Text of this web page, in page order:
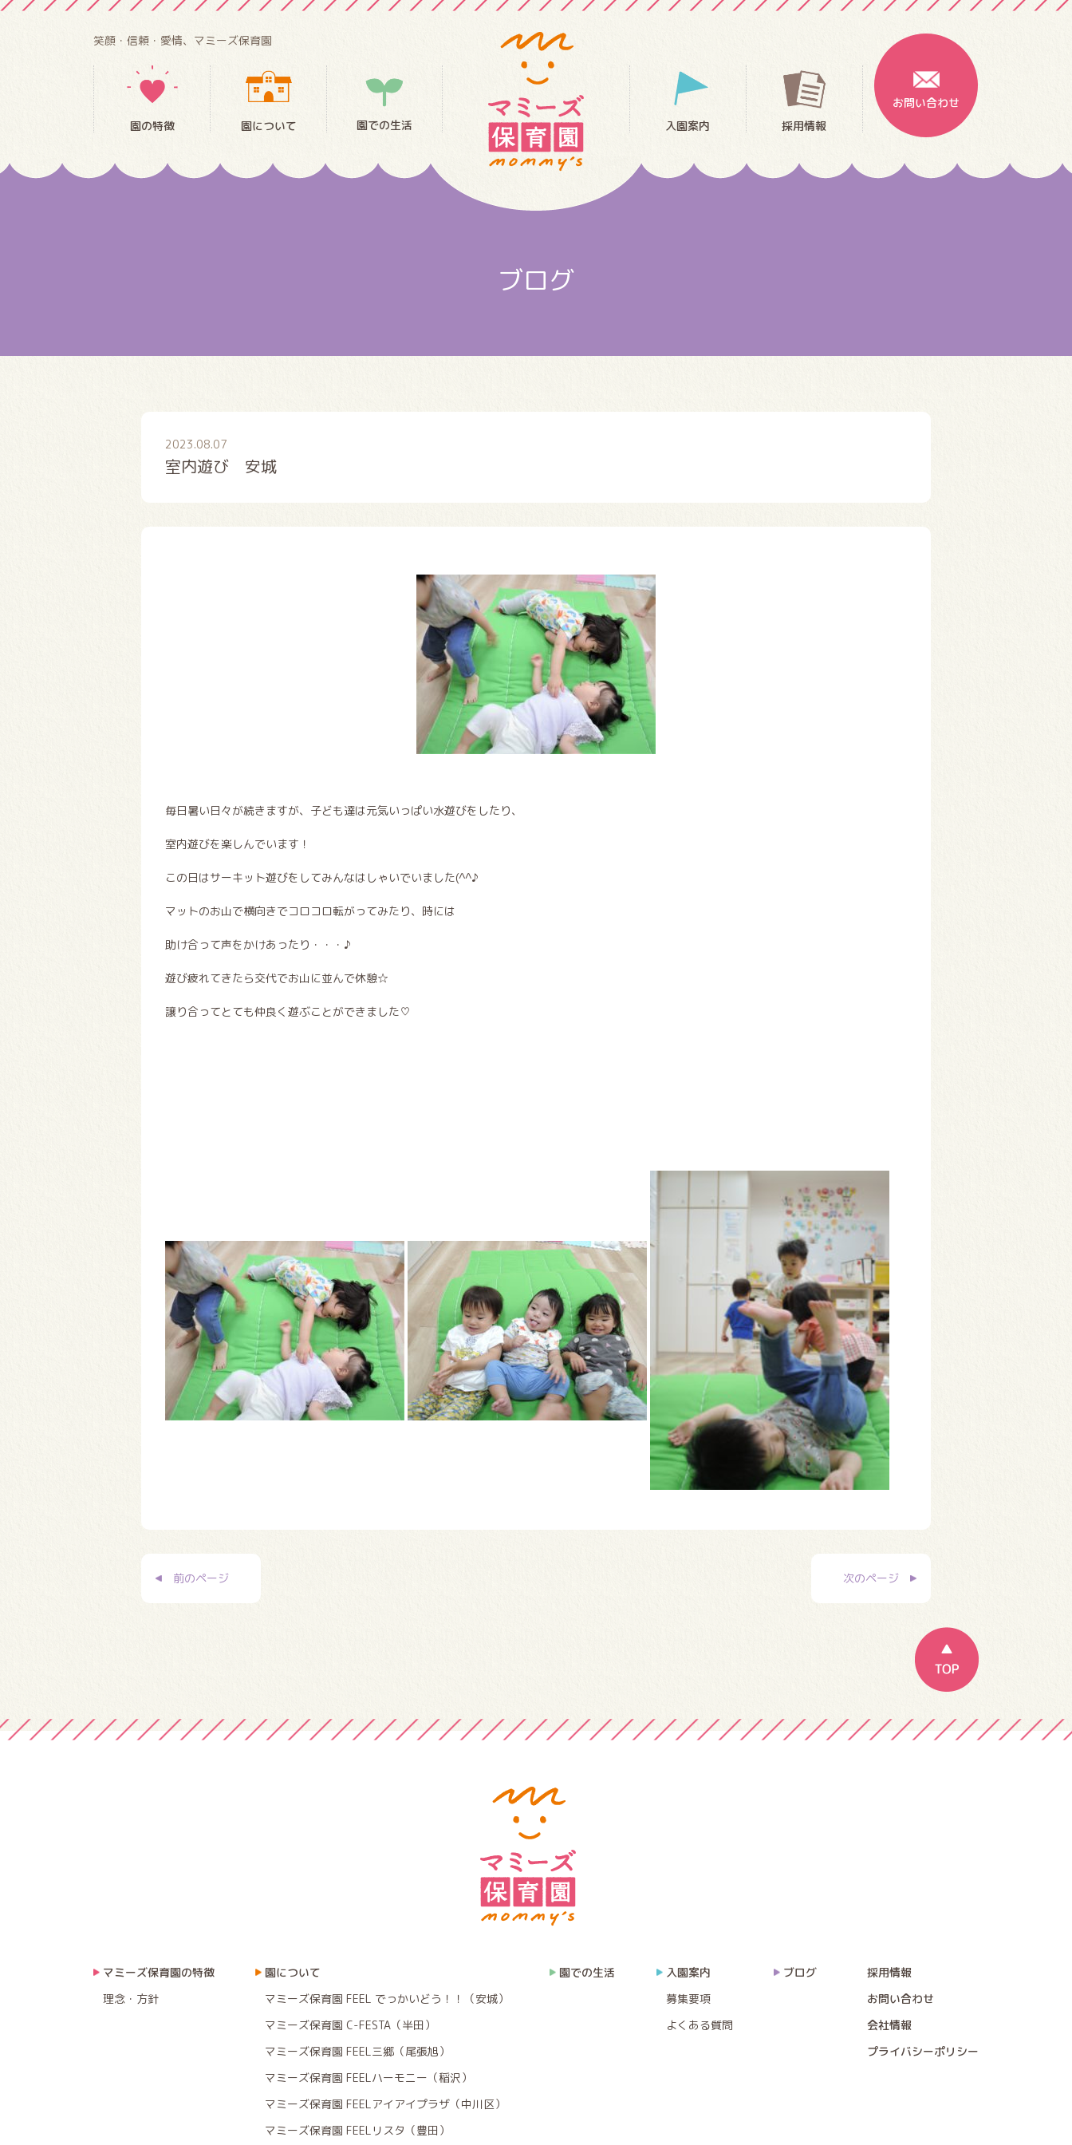
笑顔・信頼・愛情、マミーズ保育園
園の特徴 園について 園での生活 入園案内 採用情報
お問い合わせ
ブログ
2023.08.07
室内遊び 安城
毎日暑い日々が続きますが、子ども達は元気いっぱい水遊びをしたり、
室内遊びを楽しんでいます！
この日はサーキット遊びをしてみんなはしゃいでいました(^^♪
マットのお山で横向きでコロコロ転がってみたり、時には
助け合って声をかけあったり・・・♪
遊び疲れてきたら交代でお山に並んで休憩☆
譲り合ってとても仲良く遊ぶことができました♡
前のページ 次のページ
マミーズ保育園の特徴
理念・方針
園について
マミーズ保育園 FEEL でっかいどう！！（安城）
マミーズ保育園 C-FESTA（半田）
マミーズ保育園 FEEL三郷（尾張旭）
マミーズ保育園 FEELハーモニー（稲沢）
マミーズ保育園 FEELアイアイプラザ（中川区）
マミーズ保育園 FEELリスタ（豊田）
園での生活
入園案内
募集要項
よくある質問
ブログ
採用情報
お問い合わせ
会社情報
プライバシーポリシー